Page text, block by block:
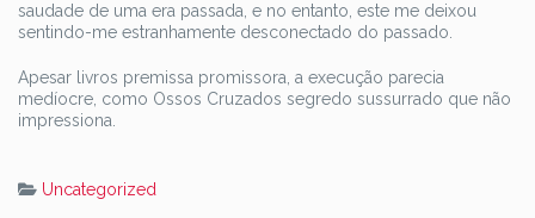
saudade de uma era passada, e no entanto, este me deixou
sentindo-me estranhamente desconectado do passado.
Apesar livros premissa promissora, a execução parecia
medíocre, como Ossos Cruzados segredo sussurrado que não
impressiona.
Uncategorized